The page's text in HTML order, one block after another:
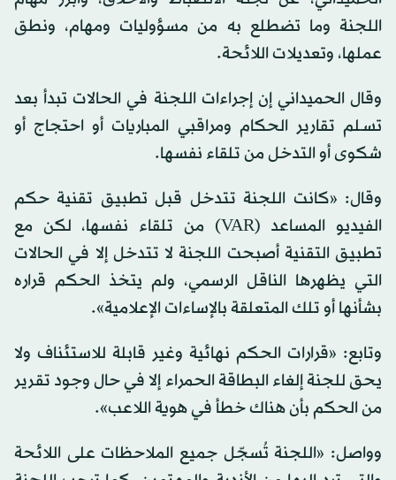
اللجنة وما تضطلع به من مسؤوليات ومهام، ونطق
عملها، وتعديلات اللائحة.
وقال الحميداني إن إجراءات اللجنة في الحالات تبدأ بعد
تسـلم تقارير الحكام ومراقبي المباريات أو احتجاج أو
شكوى أو التدخل من تلقاء نفسها.
وقال: «كانت اللجنة تتدخل قبل تطبيق تقنية حكم
الفيديو المساعد (VAR) من تلقاء نفسها، لكن مع
تطبيق التقنية أصبحت اللجنة لا تتدخل إلا في الحالات
التي يظهرها الناقل الرسمي، ولم يتخذ الحكم قراره
بشأنها أو تلك المتعلقة بالإساءات الإعلامية».
وتابع: «قرارات الحكم نهائية وغير قابلة للاستئناف ولا
يحق للجنة إلغاء البطاقة الحمراء إلا في حال وجود تقرير
من الحكم بأن هناك خطأ في هوية اللاعب».
وواصل: «اللجنة تُسجّل جميع الملاحظات على اللائحة